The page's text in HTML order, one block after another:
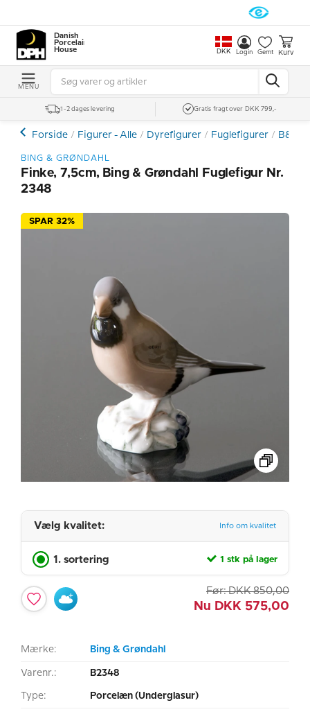
Danish
Porcelain
House
DKK Login Gemt Kurv
MENU
1-2 dages levering Gratis fragt over DKK 799,-
Forside Figurer - Alle Dyrefigurer Fuglefigurer B&G -
BING & GRØNDAHL
Finke, 7,5cm, Bing & Grøndahl Fuglefigur Nr.
2348
SPAR 32%
Vælg kvalitet: Info om kvalitet
1. sortering 1 stk på lager
Før: DKK 850,00
Nu DKK 575,00
Mærke: Bing & Grøndahl
Varenr.: B2348
Type: Porcelæn (Underglasur)